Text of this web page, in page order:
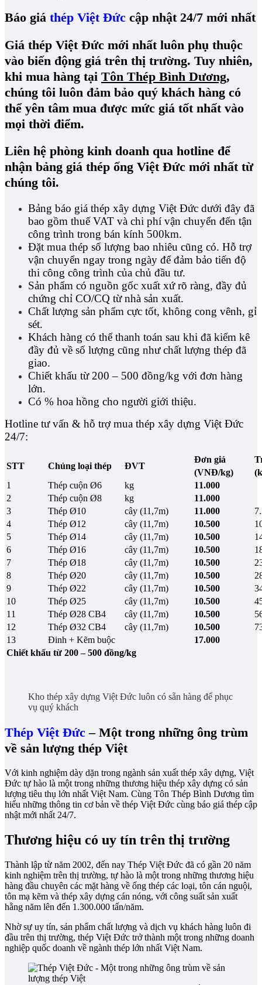
Báo giá thép Việt Đức cập nhật 24/7 mới nhất
Giá thép Việt Đức mới nhất luôn phụ thuộc
vào biến động giá trên thị trường. Tuy nhiên,
khi mua hàng tại Tôn Thép Bình Dương,
chúng tôi luôn đảm bảo quý khách hàng có
thể yên tâm mua được mức giá tốt nhất vào
mọi thời điểm.
Liên hệ phòng kinh doanh qua hotline để
nhận bảng giá thép ống Việt Đức mới nhất từ
chúng tôi.
Bảng báo giá thép xây dựng Việt Đức dưới đây đã
bao gồm thuế VAT và chi phí vận chuyển đến tận
công trình trong bán kính 500km.
Đặt mua thép số lượng bao nhiêu cũng có. Hỗ trợ
vận chuyển ngay trong ngày để đảm bảo tiến độ
thi công công trình của chủ đầu tư.
Sản phẩm có nguồn gốc xuất xứ rõ ràng, đầy đủ
chứng chỉ CO/CQ từ nhà sản xuất.
Chất lượng sản phẩm cực tốt, không cong vênh, gỉ
sét.
Khách hàng có thể thanh toán sau khi đã kiểm kê
đầy đủ về số lượng cũng như chất lượng thép đã
giao.
Chiết khấu từ 200 – 500 đồng/kg với đơn hàng
lớn.
Có % hoa hồng cho người giới thiệu.
Hotline tư vấn & hỗ trợ mua thép xây dựng Việt Đức
24/7:
STT Chủng loại thép ĐVT
Đơn giá
(VNĐ/kg)
1
Thép cuộn Ø6 kg
11.000
2
Thép cuộn Ø8 kg
11.000
3
Thép Ø10 cây (11,7m) 11.000
4
Thép Ø12 cây (11,7m) 10.500
5
Thép Ø14 cây (11,7m) 10.500
6
Thép Ø16 cây (11,7m) 10.500
7
Thép Ø18 cây (11,7m) 10.500
8
Thép Ø20 cây (11,7m) 10.500
9
Thép Ø22 cây (11,7m) 10.500
10
Thép Ø25 cây (11,7m) 10.500
11
Thép Ø28 CB4 cây (11,7m) 10.500
12
Thép Ø32 CB4 cây (11,7m) 10.500
13
Đinh + Kẽm buộc
17.000
Chiết khấu từ 200 – 500 đồng/kg
Kho thép xây dựng Việt Đức luôn có sẵn hàng để phục
vụ quý khách
Thép Việt Đức – Một trong những ông trùm
về sản lượng thép Việt
Với kinh nghiệm dày dặn trong ngành sản xuất thép xây dựng, Việt
Đức tự hào là một trong những thương hiệu thép xây dựng có sản
lượng tiêu thụ lớn nhất Việt Nam. Cùng Tôn Thép Bình Dương tìm
hiểu những thông tin cơ bản về thép Việt Đức cùng báo giá thép cập
nhật mới nhất 24/7.
Thương hiệu có uy tín trên thị trường
Thành lập từ năm 2002, đến nay Thép Việt Đức đã có gần 20 năm
kinh nghiệm trên thị trường, tự hào là một trong những thương hiệu
hàng đầu chuyên các mặt hàng về ống thép các loại, tôn cán nguội,
tôn mạ kẽm và thép xây dựng cán nóng, với công suất sản xuất
hằng năm lên đến 1.300.000 tấn/năm.
Nhờ sự uy tín, sản phẩm chất lượng và dịch vụ khách hàng luôn đi
đầu trên thị trường, thép Việt Đức trở thành một trong những doanh
nghiệp quốc doanh về ngành thép lớn nhất Việt Nam.